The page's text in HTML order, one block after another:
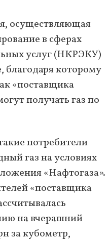
осуществляющая
в сферах
услуг (НКРЭКУ)
благодаря которому
«поставщика
получать газ по
потребители
газ на условиях
«Нафтогаза».
«поставщика
на вчерашний
за кубометр,